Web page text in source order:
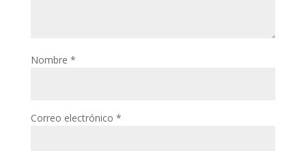
Nombre *
Correo electrónico *